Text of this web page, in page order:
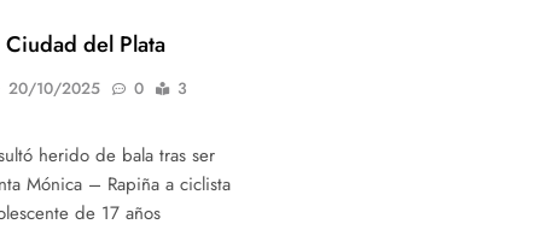
del Plata
20/10/2025 0 3
herido de bala tras ser
Mónica – Rapiña a ciclista
de 17 años